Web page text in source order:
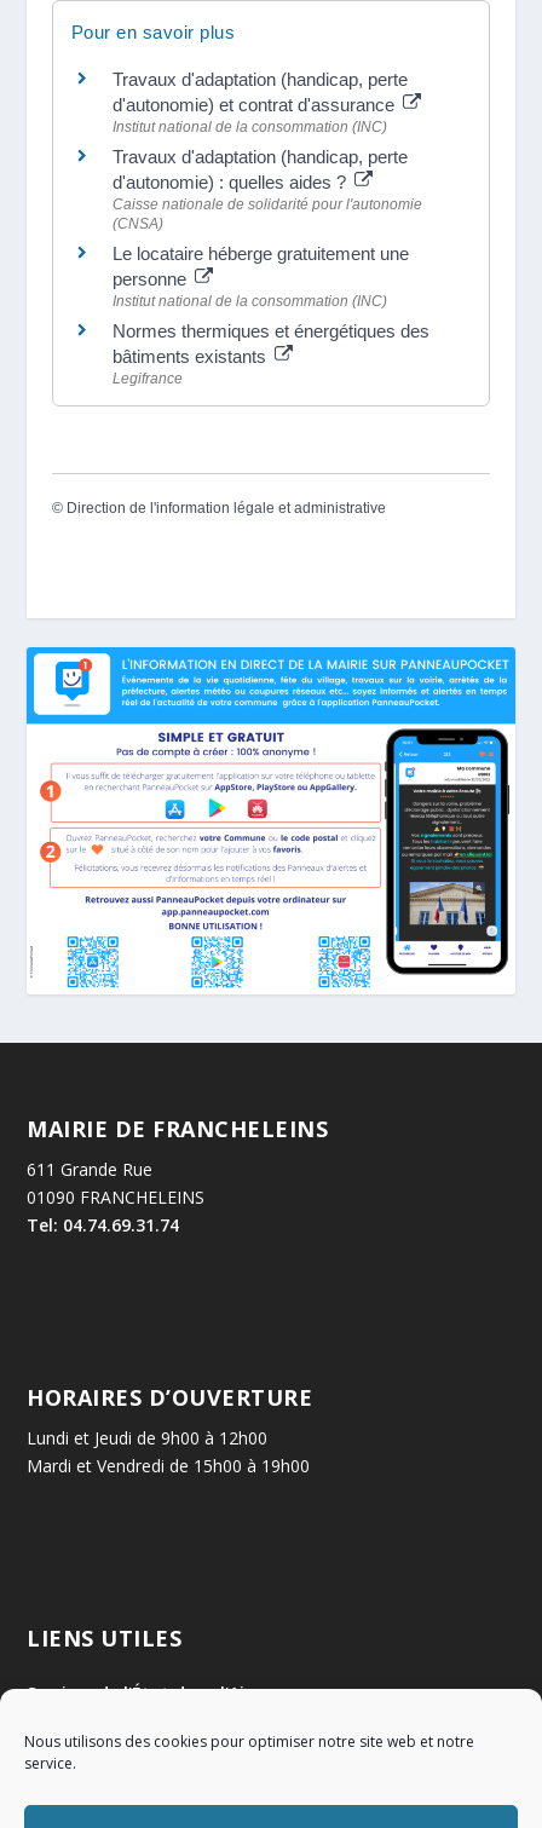
Nous utilisons des cookies pour optimiser notre site web et notre
service.
Pour en savoir plus
Travaux d'adaptation (handicap, perte
d'autonomie) et contrat d'assurance
Institut national de la consommation (INC)
Travaux d'adaptation (handicap, perte
d'autonomie) : quelles aides ?
Caisse nationale de solidarité pour l'autonomie
(CNSA)
Le locataire héberge gratuitement une
personne
Institut national de la consommation (INC)
Normes thermiques et énergétiques des
bâtiments existants
Legifrance
© Direction de l'information légale et administrative
MAIRIE DE FRANCHELEINS
611 Grande Rue
01090 FRANCHELEINS
Tel: 04.74.69.31.74
HORAIRES D’OUVERTURE
Lundi et Jeudi de 9h00 à 12h00
Mardi et Vendredi de 15h00 à 19h00
LIENS UTILES
Services de l'État dans l'Ain
Communauté de Communes Val de Saône Centre
SMIDOM